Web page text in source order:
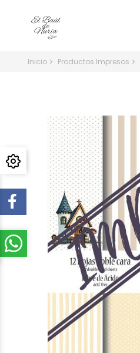
Inicio Productos Impresos